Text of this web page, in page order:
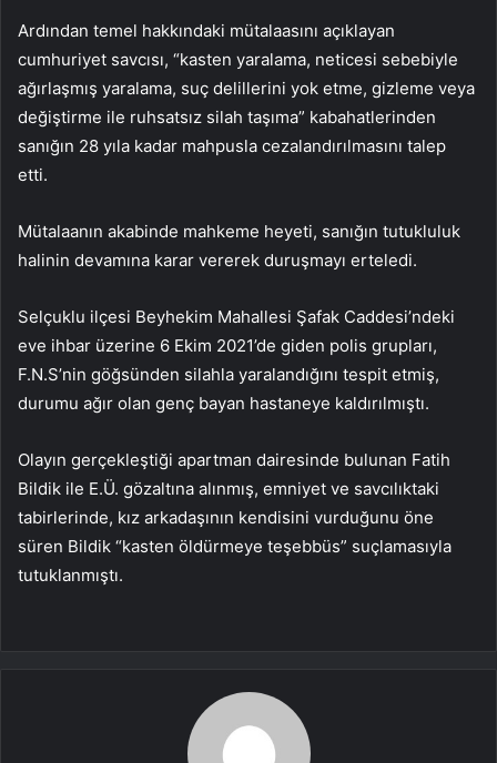
Ardından temel hakkındaki mütalaasını açıklayan
cumhuriyet savcısı, “kasten yaralama, neticesi sebebiyle
ağırlaşmış yaralama, suç delillerini yok etme, gizleme veya
değiştirme ile ruhsatsız silah taşıma” kabahatlerinden
sanığın 28 yıla kadar mahpusla cezalandırılmasını talep
etti.
Mütalaanın akabinde mahkeme heyeti, sanığın tutukluluk
halinin devamına karar vererek duruşmayı erteledi.
Selçuklu ilçesi Beyhekim Mahallesi Şafak Caddesi’ndeki
eve ihbar üzerine 6 Ekim 2021’de giden polis grupları,
F.N.S’nin göğsünden silahla yaralandığını tespit etmiş,
durumu ağır olan genç bayan hastaneye kaldırılmıştı.
Olayın gerçekleştiği apartman dairesinde bulunan Fatih
Bildik ile E.Ü. gözaltına alınmış, emniyet ve savcılıktaki
tabirlerinde, kız arkadaşının kendisini vurduğunu öne
süren Bildik “kasten öldürmeye teşebbüs” suçlamasıyla
tutuklanmıştı.